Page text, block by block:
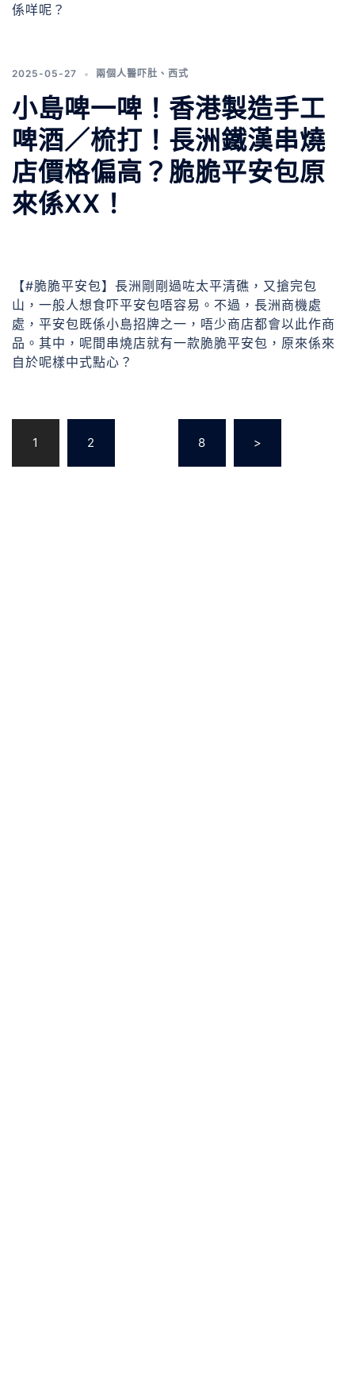
係咩呢？
2025-05-27 兩個人醫吓肚 、 西式
小島啤一啤！香港製造手工
啤酒／梳打！長洲鐵漢串燒
店價格偏高？脆脆平安包原
來係XX！
【#脆脆平安包】長洲剛剛過咗太平清礁，又搶完包
山，一般人想食吓平安包唔容易。不過，長洲商機處
處，平安包既係小島招牌之一，唔少商店都會以此作商
品。其中，呢間串燒店就有一款脆脆平安包，原來係來
自於呢樣中式點心？
1 2 8 >